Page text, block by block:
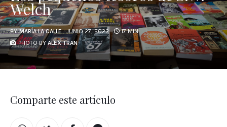
Acerca de
Welch
BY MARÍA LA CALLE JUNIO 27, 2022
17 MIN
PHOTO BY ALEX TRAN
Comparte este artículo